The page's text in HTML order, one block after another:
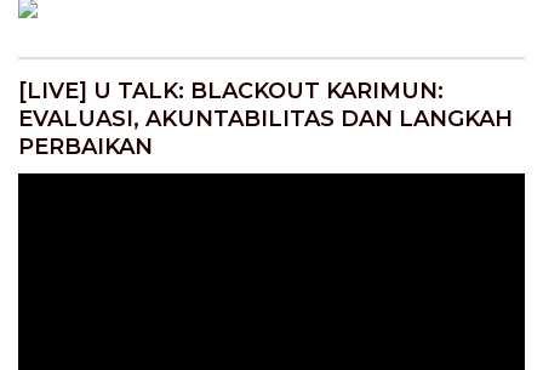
[LIVE] U TALK: BLACKOUT KARIMUN:
EVALUASI, AKUNTABILITAS DAN LANGKAH
PERBAIKAN